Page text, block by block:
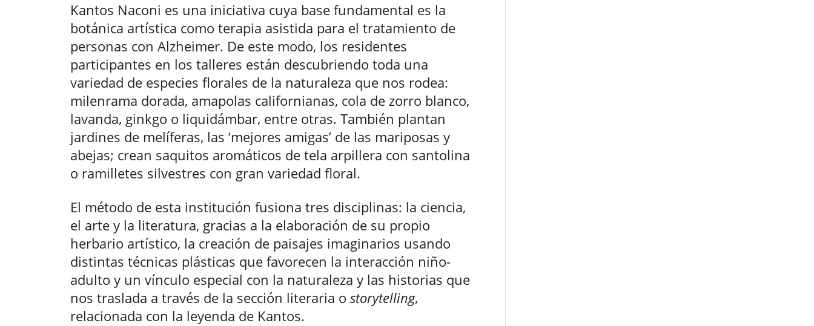
Kantos Naconi es una iniciativa cuya base fundamental es la
botánica artística como terapia asistida para el tratamiento de
personas con Alzheimer. De este modo, los residentes
participantes en los talleres están descubriendo toda una
variedad de especies florales de la naturaleza que nos rodea:
milenrama dorada, amapolas californianas, cola de zorro blanco,
lavanda, ginkgo o liquidámbar, entre otras. También plantan
jardines de melíferas, las ‘mejores amigas’ de las mariposas y
abejas; crean saquitos aromáticos de tela arpillera con santolina
o ramilletes silvestres con gran variedad floral.
El método de esta institución fusiona tres disciplinas: la ciencia,
el arte y la literatura, gracias a la elaboración de su propio
herbario artístico, la creación de paisajes imaginarios usando
distintas técnicas plásticas que favorecen la interacción niño-
adulto y un vínculo especial con la naturaleza y las historias que
nos traslada a través de la sección literaria o storytelling,
relacionada con la leyenda de Kantos.